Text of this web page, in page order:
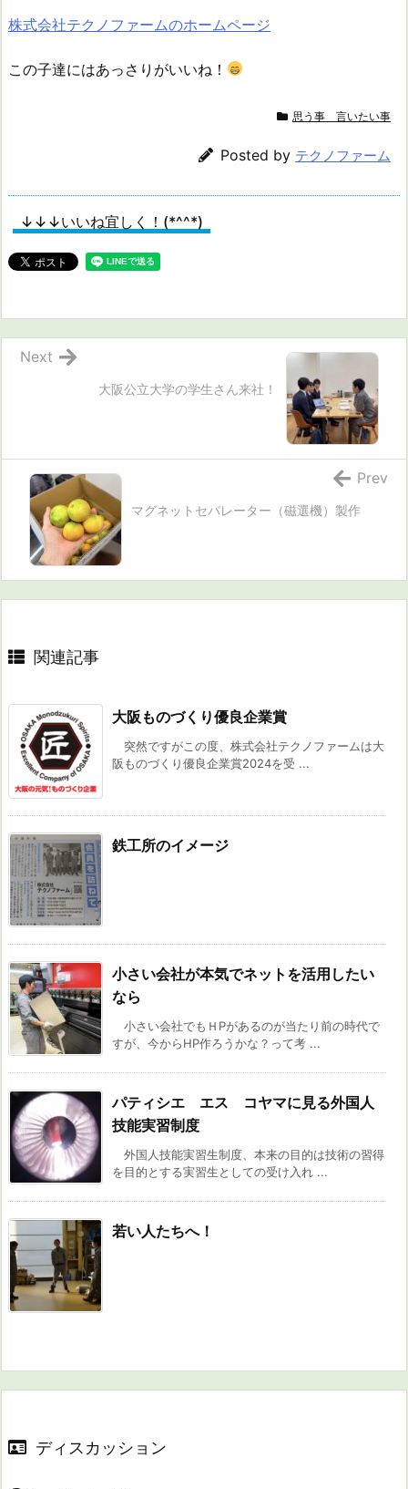
株式会社テクノファームのホームページ
この子達にはあっさりがいいね！
思う事 言いたい事
Posted by テクノファーム
↓↓↓いいね宜しく！(*^^*)
大阪公立大学の学生さん来社！
Next
マグネットセパレーター（磁選機）製作
Prev
関連記事
大阪ものづくり優良企業賞
突然ですがこの度、株式会社テクノファームは大
阪ものづくり優良企業賞2024を受 ...
鉄工所のイメージ
小さい会社が本気でネットを活用したい
なら
小さい会社でもＨPがあるのが当たり前の時代で
すが、今からHP作ろうかな？って考 ...
パティシエ エス コヤマに見る外国人
技能実習制度
外国人技能実習生制度、本来の目的は技術の習得
を目的とする実習生としての受け入れ ...
若い人たちへ！
ディスカッション